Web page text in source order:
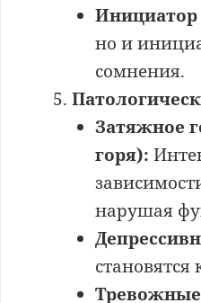
Инициатор
но и
сомнения.
Затяжное
горя):
нарушая
Тревожные